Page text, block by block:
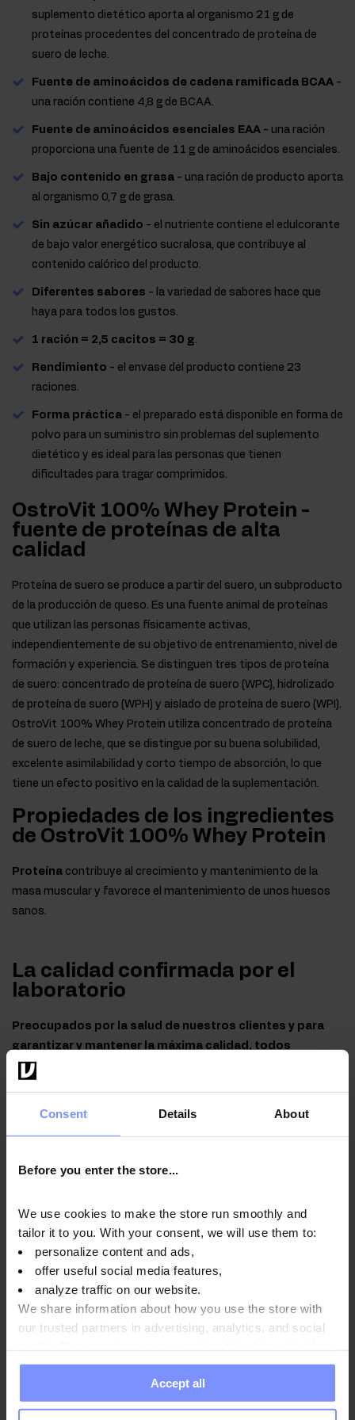
Consent Details About
Before you enter the store...
We use cookies to make the store run smoothly and
tailor it to you. With your consent, we will use them to:
personalize content and ads,
offer useful social media features,
analyze traffic on our website.
We share information about how you use the store with
our trusted partners in advertising, analytics, and social
information you have provided to them or that they have
collected when you use their services. Do you agree?
Accept all
suplemento dietético aporta al organismo 21 g de
proteínas procedentes del concentrado de proteína de
suero de leche.
Fuente de aminoácidos de cadena ramificada BCAA -
una ración contiene 4,8 g de BCAA.
Fuente de aminoácidos esenciales EAA - una ración
proporciona una fuente de 11 g de aminoácidos esenciales.
Bajo contenido en grasa - una ración de producto aporta
al organismo 0,7 g de grasa.
Sin azúcar añadido - el nutriente contiene el edulcorante
de bajo valor energético sucralosa, que contribuye al
contenido calórico del producto.
Diferentes sabores - la variedad de sabores hace que
haya para todos los gustos.
1 ración = 2,5 cacitos = 30 g.
Rendimiento - el envase del producto contiene 23
raciones.
Forma práctica - el preparado está disponible en forma de
polvo para un suministro sin problemas del suplemento
dietético y es ideal para las personas que tienen
dificultades para tragar comprimidos.
OstroVit 100% Whey Protein -
fuente de proteínas de alta
calidad
Proteína de suero se produce a partir del suero, un subproducto
de la producción de queso. Es una fuente animal de proteínas
que utilizan las personas físicamente activas,
independientemente de su objetivo de entrenamiento, nivel de
formación y experiencia. Se distinguen tres tipos de proteína
de suero: concentrado de proteína de suero (WPC), hidrolizado
de proteína de suero (WPH) y aislado de proteína de suero (WPI).
OstroVit 100% Whey Protein utiliza concentrado de proteína
de suero de leche, que se distingue por su buena solubilidad,
excelente asimilabilidad y corto tiempo de absorción, lo que
tiene un efecto positivo en la calidad de la suplementación.
Propiedades de los ingredientes
de OstroVit 100% Whey Protein
Proteína contribuye al crecimiento y mantenimiento de la
masa muscular y favorece el mantenimiento de unos huesos
sanos.
La calidad confirmada por el
laboratorio
Preocupados por la salud de nuestros clientes y para
garantizar y mantener la máxima calidad, todos
nuestros productos son regularmente estudiados en el
pesados 07.04.2026
OstroVit 100% Whey Protein - El análisis del nivel de la
proteina en extracto seco 07.04.2026